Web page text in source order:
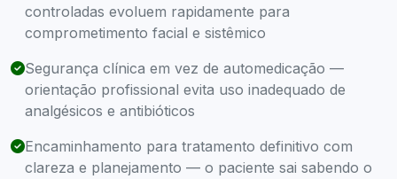
controladas evoluem rapidamente para
comprometimento facial e sistêmico
Segurança clínica em vez de automedicação —
orientação profissional evita uso inadequado de
analgésicos e antibióticos
Encaminhamento para tratamento definitivo com
clareza e planejamento — o paciente sai sabendo o